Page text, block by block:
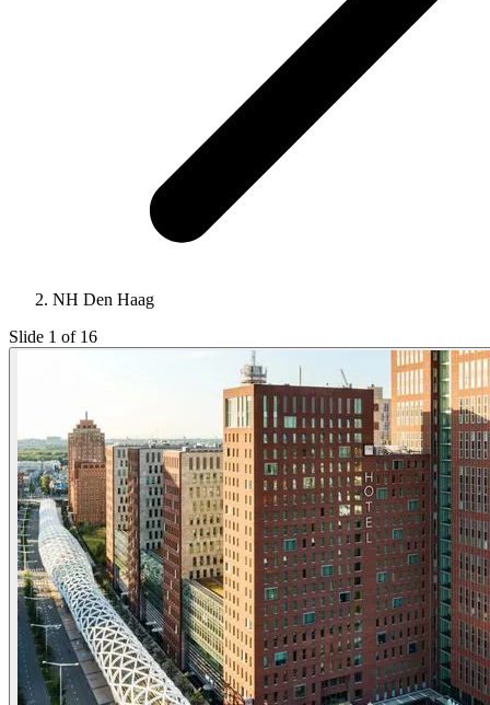
NH Den Haag
Slide 1 of 16